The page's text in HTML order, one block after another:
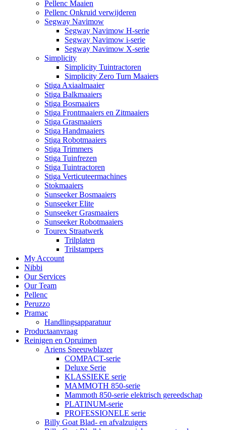
Pellenc Maaien
Pellenc Onkruid verwijderen
Segway Navimow
Segway Navimow H-serie
Segway Navimow i-serie
Segway Navimow X-serie
Simplicity
Simplicity Tuintractoren
Simplicity Zero Turn Maaiers
Stiga Axiaalmaaier
Stiga Balkmaaiers
Stiga Bosmaaiers
Stiga Frontmaaiers en Zitmaaiers
Stiga Grasmaaiers
Stiga Handmaaiers
Stiga Robotmaaiers
Stiga Trimmers
Stiga Tuinfrezen
Stiga Tuintractoren
Stiga Verticuteermachines
Stokmaaiers
Sunseeker Bosmaaiers
Sunseeker Elite
Sunseeker Grasmaaiers
Sunseeker Robotmaaiers
Tourex Straatwerk
Trilplaten
Trilstampers
My Account
Nibbi
Our Services
Our Team
Pellenc
Peruzzo
Pramac
Handlingsapparatuur
Productaanvraag
Reinigen en Opruimen
Ariens Sneeuwblazer
COMPACT-serie
Deluxe Serie
KLASSIEKE serie
MAMMOTH 850-serie
Mammoth 850-serie elektrisch gereedschap
PLATINUM-serie
PROFESSIONELE serie
Billy Goat Blad- en afvalzuigers